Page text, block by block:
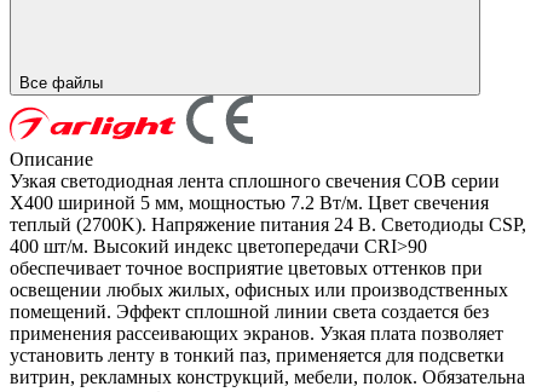
Все файлы
Описание
Узкая светодиодная лента сплошного свечения COB серии
X400 шириной 5 мм, мощностью 7.2 Вт/м. Цвет свечения
теплый (2700K). Напряжение питания 24 В. Светодиоды CSP,
400 шт/м. Высокий индекс цветопередачи CRI>90
обеспечивает точное восприятие цветовых оттенков при
освещении любых жилых, офисных или производственных
помещений. Эффект сплошной линии света создается без
применения рассеивающих экранов. Узкая плата позволяет
установить ленту в тонкий паз, применяется для подсветки
витрин, рекламных конструкций, мебели, полок. Обязательна